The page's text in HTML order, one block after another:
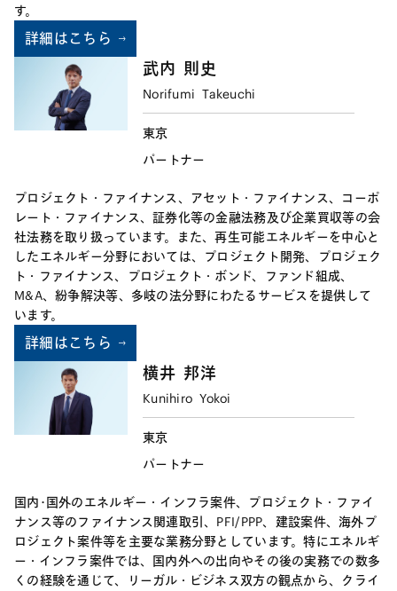
す。
詳細はこちら
武内 則史
Norifumi Takeuchi
東京
パートナー
プロジェクト・ファイナンス、アセット・ファイナンス、コーポ
レート・ファイナンス、証券化等の金融法務及び企業買収等の会
社法務を取り扱っています。また、再生可能エネルギーを中心と
したエネルギー分野においては、プロジェクト開発、プロジェク
ト・ファイナンス、プロジェクト・ボンド、ファンド組成、
M&A、紛争解決等、多岐の法分野にわたるサービスを提供して
います。
詳細はこちら
横井 邦洋
Kunihiro Yokoi
東京
パートナー
国内･国外のエネルギー・インフラ案件、プロジェクト・ファイ
ナンス等のファイナンス関連取引、PFI/PPP、建設案件、海外プ
ロジェクト案件等を主要な業務分野としています。特にエネルギ
ー・インフラ案件では、国内外への出向やその後の実務での数多
くの経験を通じて、リーガル・ビジネス双方の観点から、クライ